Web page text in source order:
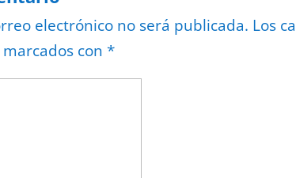
electrónico no será publicada. Los
con *